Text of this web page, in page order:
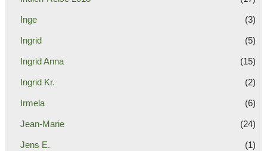
Inge (3)
Ingrid (5)
Ingrid Anna (15)
Ingrid Kr. (2)
Irmela (6)
Jean-Marie (24)
Jens E. (1)